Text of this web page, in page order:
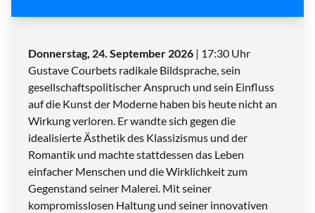
Donnerstag, 24. September 2026 | 17:30 Uhr
Gustave Courbets radikale Bildsprache, sein
gesellschaftspolitischer Anspruch und sein Einfluss
auf die Kunst der Moderne haben bis heute nicht an
Wirkung verloren. Er wandte sich gegen die
idealisierte Ästhetik des Klassizismus und der
Romantik und machte stattdessen das Leben
einfacher Menschen und die Wirklichkeit zum
Gegenstand seiner Malerei. Mit seiner
kompromisslosen Haltung und seiner innovativen